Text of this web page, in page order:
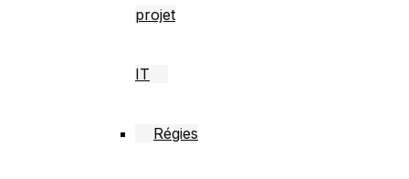
projet
IT
Régies